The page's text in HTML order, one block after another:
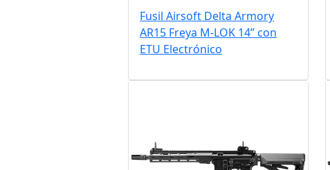
Fusil Airsoft Delta Armory
AR15 Freya M-LOK 14” con
ETU Electrónico